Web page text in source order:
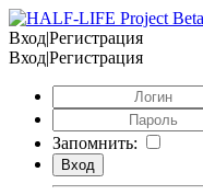
Вход|Регистрация
Вход|Регистрация
Запомнить: